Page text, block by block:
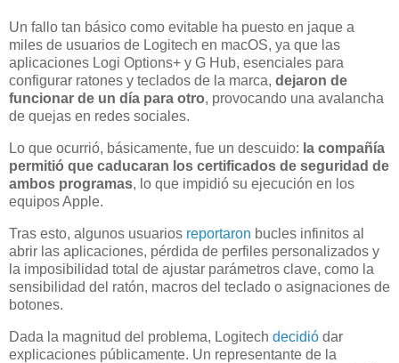
Un fallo tan básico como evitable ha puesto en jaque a
miles de usuarios de Logitech en macOS, ya que las
aplicaciones Logi Options+ y G Hub, esenciales para
configurar ratones y teclados de la marca, dejaron de
funcionar de un día para otro, provocando una avalancha
de quejas en redes sociales.
Lo que ocurrió, básicamente, fue un descuido: la compañía
permitió que caducaran los certificados de seguridad de
ambos programas, lo que impidió su ejecución en los
equipos Apple.
Tras esto, algunos usuarios reportaron bucles infinitos al
abrir las aplicaciones, pérdida de perfiles personalizados y
la imposibilidad total de ajustar parámetros clave, como la
sensibilidad del ratón, macros del teclado o asignaciones de
botones.
Dada la magnitud del problema, Logitech decidió dar
explicaciones públicamente. Un representante de la